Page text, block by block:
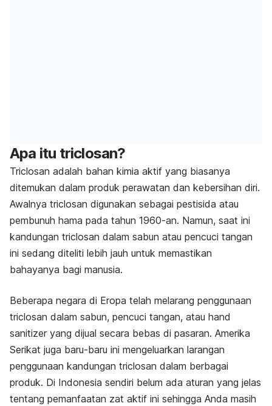
Apa itu triclosan?
Triclosan adalah bahan kimia aktif yang biasanya
ditemukan dalam produk perawatan dan kebersihan diri.
Awalnya triclosan digunakan sebagai pestisida atau
pembunuh hama pada tahun 1960-an. Namun, saat ini
kandungan triclosan dalam sabun atau pencuci tangan
ini sedang diteliti lebih jauh untuk memastikan
bahayanya bagi manusia.
Beberapa negara di Eropa telah melarang penggunaan
triclosan dalam sabun, pencuci tangan, atau hand
sanitizer yang dijual secara bebas di pasaran. Amerika
Serikat juga baru-baru ini mengeluarkan larangan
penggunaan kandungan triclosan dalam berbagai
produk. Di Indonesia sendiri belum ada aturan yang jelas
tentang pemanfaatan zat aktif ini sehingga Anda masih